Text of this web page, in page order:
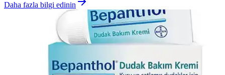
Daha fazla bilgi edinin